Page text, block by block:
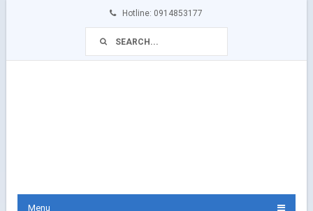
Hotline: 0914853177
Menu